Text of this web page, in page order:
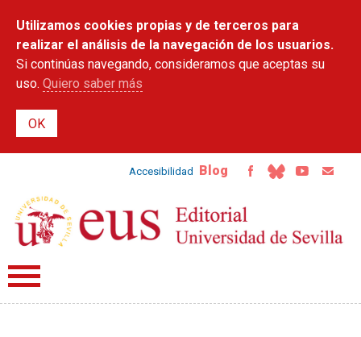
contenido
principal
Utilizamos cookies propias y de terceros para
realizar el análisis de la navegación de los usuarios.
Si continúas navegando, consideramos que aceptas su
uso. Quiero saber más
Accesibilidad Blog